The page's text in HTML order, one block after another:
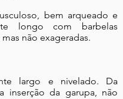
bem arqueado e
longo com barbelas
não exageradas.
largo e nivelado. Da
inserção da garupa, não